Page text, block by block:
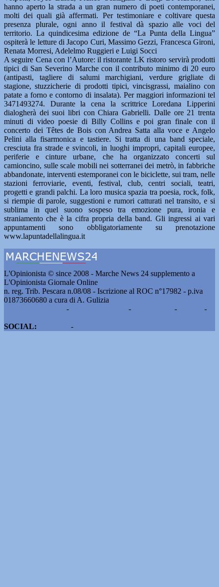
hanno aperto la strada a un gran numero di poeti contemporanei,
molti dei quali già affermati. Per testimoniare e coltivare questa
presenza plurale, ogni anno il festival dà spazio alle voci del
territorio. La quindicesima edizione de “La Punta della Lingua”
ospiterà le letture di Jacopo Curi, Massimo Gezzi, Francesca Gironi,
Renata Morresi, Adelelmo Ruggieri e Luigi Socci
A seguire Cena con l’Autore: il ristorante LK ristoro servirà prodotti
tipici di San Severino Marche con il contributo minimo di 20 euro
(antipasti, tagliere di salumi marchigiani, verdure grigliate di
stagione, stuzzicherie di prodotti tipici, vincisgrassi, maialino con
patate a forno e contorno di insalata). Per maggiori informazioni tel
3471493274. Durante la cena la scrittrice Loredana Lipperini
dialogherà dei suoi libri con Chiara Gabrielli. Dalle ore 21 trenta
minuti di video poesie di Billy Collins e poi gran finale con il
concerto dei Têtes de Bois con Andrea Satta alla voce e Angelo
Pelini alla fisarmonica e tastiere. Si tratta di una band speciale,
cresciuta fra strade e svincoli, in luoghi impropri, capitali europee,
periferie e cinture urbane, che ha organizzato concerti sul
camioncino, sulle scale mobili nei sotterranei dei metrò, in fabbriche
abbandonate, interventi estemporanei con le biciclette, sui tram, nelle
stazioni ferroviarie, eventi, festival, club, centri sociali, teatri,
progetti e grandi palchi. La loro musica spazia tra poesia, rock, folk,
si riempie di parole, suggestioni e rumori catturati nel transito, e si
sublima in quel suono sospeso tra emozione pura, ironia e
straniamento che è la cifra propria della band. Gli ingressi ai vari
appuntamenti sono obbligatoriamente su prenotazione
www.lapuntadellalingua.it
L'Opinionista © since 2008 - Marche News 24 supplemento a
L'Opinionista Giornale Online
n. reg. Trib. Pescara n.08/08 - Iscrizione al ROC n°17982 - p.iva
01873660680 a cura di A. Gulizia
- - -
-
SOCIAL:
-